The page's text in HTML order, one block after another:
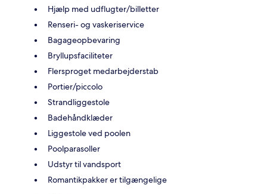
Hjælp med udflugter/billetter
Renseri- og vaskeriservice
Bagageopbevaring
Bryllupsfaciliteter
Flersproget medarbejderstab
Portier/piccolo
Strandliggestole
Badehåndklæder
Liggestole ved poolen
Poolparasoller
Udstyr til vandsport
Romantikpakker er tilgængelige